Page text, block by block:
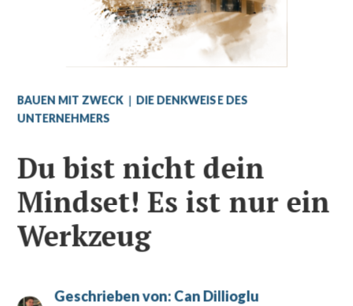
BAUEN MIT ZWECK |DIE DENKWEISE DES
UNTERNEHMERS
Du bist nicht dein
Mindset! Es ist nur ein
Werkzeug
Geschrieben von:Can Dillioglu